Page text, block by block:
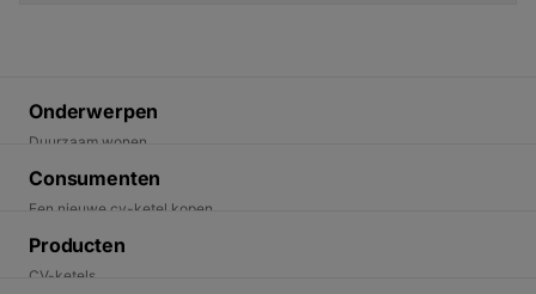
Onderwerpen
Duurzaam wonen
Energietransitie
Duurzame oplossingen
Consumenten
Een nieuwe cv-ketel kopen
Een warmtepomp kopen. Wat moet je weten.
Ik wil duurzaam wonen
Producten
CV-ketels